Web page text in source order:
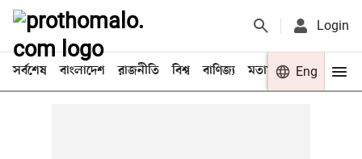
Login
সর্বশেষ বাংলাদেশ রাজনীতি বিশ্ব বাণিজ্য মতামত খেলা
Eng